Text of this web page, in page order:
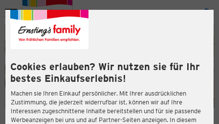
Cookies erlauben? Wir nutzen sie für Ihr
bestes Einkaufserlebnis!
Machen sie Ihren Einkauf persönlicher. Mit Ihrer ausdrücklichen
Zustimmung, die jederzeit widerrufbar ist, können wir auf Ihre
Interessen zugeschnittene Inhalte bereitstellen und für sie passende
Werbeanzeigen bei uns und auf Partner-Seiten anzeigen. In diesem
Menü